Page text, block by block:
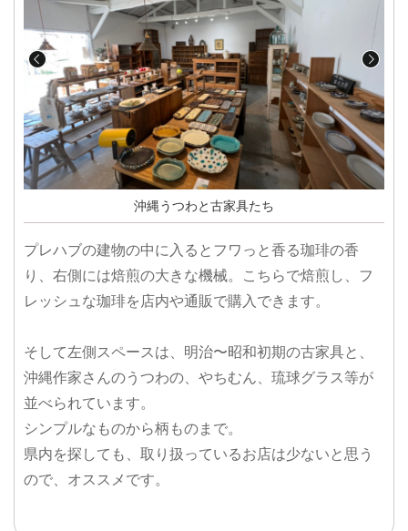
沖縄うつわと古家具たち
プレハブの建物の中に入るとフワっと香る珈琲の香
り、右側には焙煎の大きな機械。こちらで焙煎し、フ
レッシュな珈琲を店内や通販で購入できます。
そして左側スペースは、明治〜昭和初期の古家具と、
沖縄作家さんのうつわの、やちむん、琉球グラス等が
並べられています。
シンプルなものから柄ものまで。
県内を探しても、取り扱っているお店は少ないと思う
ので、オススメです。